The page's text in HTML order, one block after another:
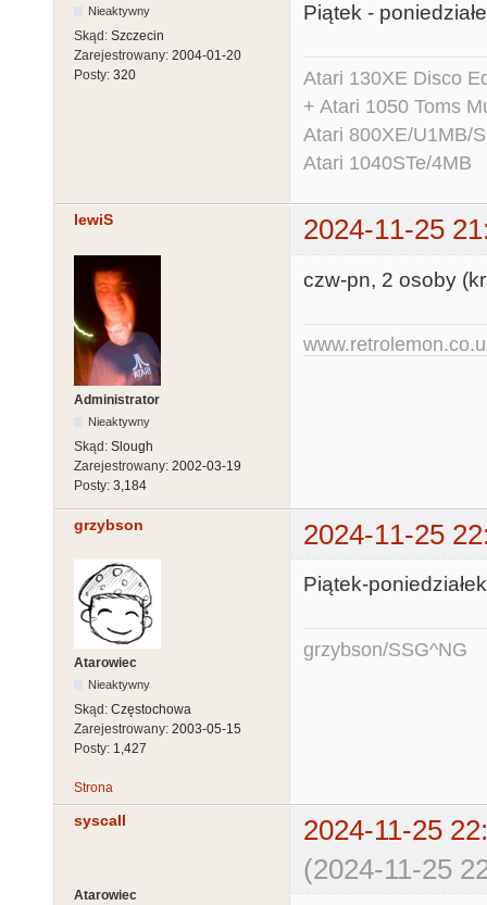
Nieaktywny
Skąd: Szczecin
Zarejestrowany: 2004-01-20
Posty: 320
Piątek -
Atari 130XE Disco
+ Atari 1050 Toms
Atari 800XE/U1MB/
Atari 1040STe/4MB
lewiS 2024-11-25
Administrator
Nieaktywny
Skąd: Slough
Zarejestrowany: 2002-03-19
Posty: 3,184
czw-pn, 2 osoby
grzybson 2024-11-25
Atarowiec
Nieaktywny
Skąd: Częstochowa
Zarejestrowany: 2003-05-15
Posty: 1,427
Piątek-
grzybson/SSG^NG
Strona
syscall
2024-11-25
(2024-11-25
Atarowiec